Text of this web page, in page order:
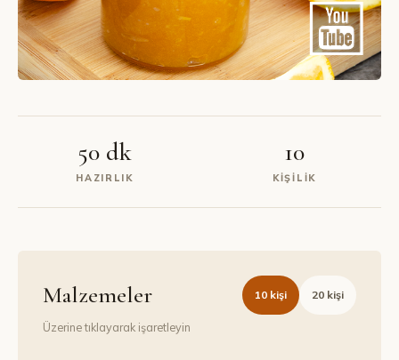
50 dk
HAZIRLIK
10
KIŞILIK
Malzemeler 10 kişi 20 kişi
Üzerine tıklayarak işaretleyin